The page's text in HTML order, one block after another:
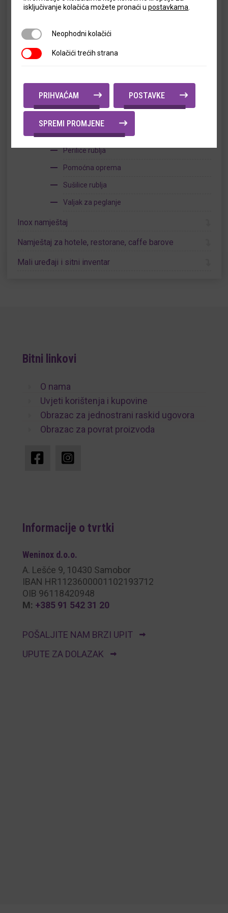
Podpultne perilice suđa
Perilica suđa sa haubom
Ulazno-izlazni stolovi
Stolovi za sortiranje suđa
Oprema za praonice rublja
Perilice rublja
Pomoćna oprema
Sušilice rublja
Valjak za peglanje
Inox namještaj
Namještaj za hotele, restorane, caffe barove
Mali uređaji i sitni inventar
Bitni linkovi
O nama
Uvjeti korištenja i kupovine
Obrazac za jednostrani raskid ugovora
Obrazac za povrat proizvoda
Informacije o tvrtki
Weninox d.o.o.
A. Lešće 9, 10430 Samobor
IBAN HR1123600001102193712
OIB 96118420948
M: +385 91 542 31 20
POŠALJITE NAM BRZI UPIT
UPUTE ZA DOLAZAK
isključivanje kolačića možete pronaći upostavkama
Neophodni kolačići
Neophodni kolačići
Kolačići trećih strana
Kolačići trećih strana
PRIHVAĆAM POSTAVKE
SPREMI PROMJENE